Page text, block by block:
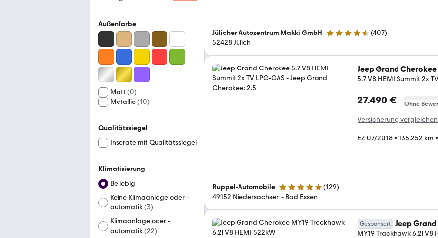
Außenfarbe
Matt (0)
Metallic(10)
Qualitätssiegel
Inserate mit Qualitätssiegel
Klimatisierung
Beliebig
Keine Klimaanlage oder -
automatik(3)
Klimaanlage oder -
automatik(22)
Jülicher Autozentrum Makki GmbH 4.4 Sterne (407)
52428 Jülich
Jeep Grand Cherokee
5.7 V8 HEMI Summit 2x
27.490 € Ohne
Versicherung vergleichen
EZ 07/2018• 135.252 km •
Ruppel-Automobile 4.9 Sterne (129)
49152 Niedersachsen - Bad Essen
Gesponsert Jeep
MY19 Trackhawk 6.2l V8